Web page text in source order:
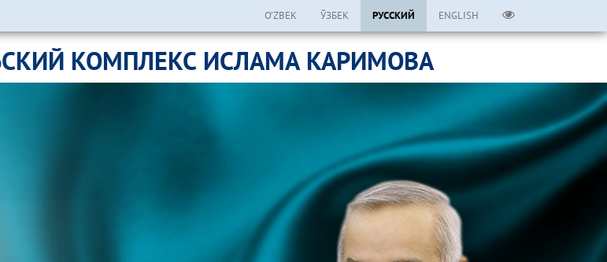
O’ZBEK ЎЗБЕК РУССКИЙ ENGLISH
КОМПЛЕКС ИСЛАМА КАРИМОВА